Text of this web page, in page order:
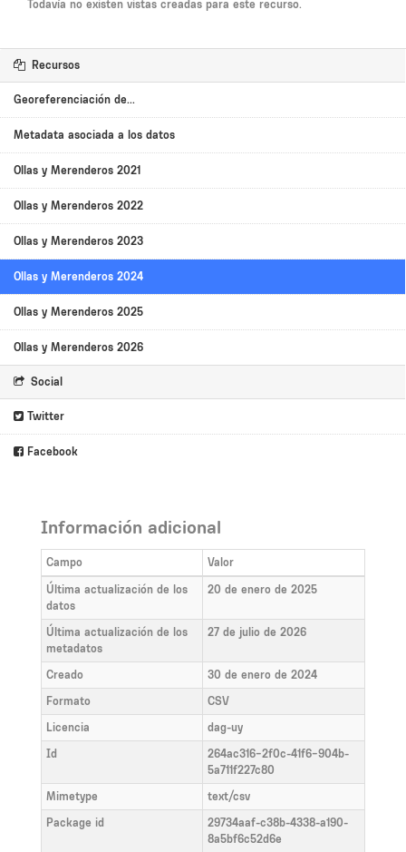
Todavía no existen vistas creadas para este recurso.
Recursos
Georeferenciación de...
Metadata asociada a los datos
Ollas y Merenderos 2021
Ollas y Merenderos 2022
Ollas y Merenderos 2023
Ollas y Merenderos 2024
Ollas y Merenderos 2025
Ollas y Merenderos 2026
Social
Twitter
Facebook
Información adicional
Campo
Valor
Última actualización de los
datos
20 de enero de 2025
Última actualización de los
metadatos
27 de julio de 2026
Creado
30 de enero de 2024
Formato
CSV
Licencia
dag-uy
Id
264ac316-2f0c-41f6-904b-
5a711f227c80
Mimetype
text/csv
Package id
29734aaf-c38b-4338-a190-
8a5bf6c52d6e